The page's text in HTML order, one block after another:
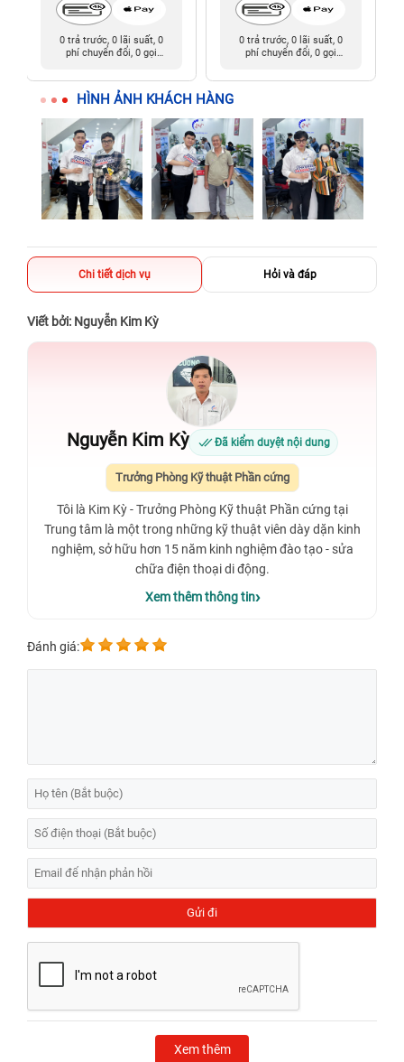
0 trả trước, 0 lãi suất, 0
phí chuyển đổi, 0 gọi
0 trả trước, 0 lãi suất, 0
phí chuyển đổi, 0 gọi
HÌNH ẢNH KHÁCH HÀNG
Chi tiết dịch vụ Hỏi và đáp
Viết bởi: Nguyễn Kim Kỳ
Nguyễn Kim Kỳ Đã kiểm duyệt nội dung
Trưởng Phòng Kỹ thuật Phần cứng
Tôi là Kim Kỳ - Trưởng Phòng Kỹ thuật Phần cứng tại
Trung tâm là một trong những kỹ thuật viên dày dặn kinh
nghiệm, sở hữu hơn 15 năm kinh nghiệm đào tạo - sửa
chữa điện thoại di động.
Xem thêm thông tin
Đánh giá:
Xem thêm